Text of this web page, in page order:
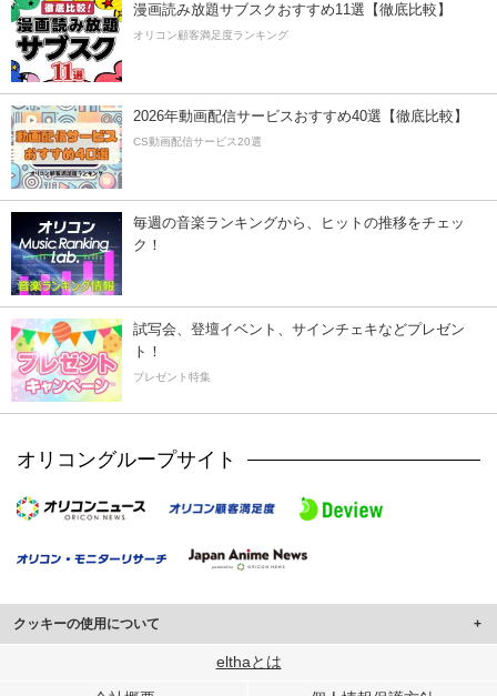
漫画読み放題サブスクおすすめ11選【徹底比較】
オリコン顧客満足度ランキング
2026年動画配信サービスおすすめ40選【徹底比較】
CS動画配信サービス20選
毎週の音楽ランキングから、ヒットの推移をチェッ
ク！
試写会、登壇イベント、サインチェキなどプレゼン
ト！
プレゼント特集
オリコングループサイト
クッキーの使用について
このサイトでは Cookie を使用して、ユーザーに合わせたコンテンツや広告の
elthaとは